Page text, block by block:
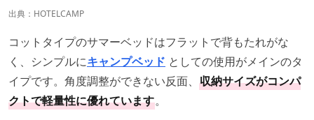
出典： HOTELCAMP
コットタイプのサマーベッドはフラットで背もたれがな
く、シンプルにキャンプベッド としての使用がメインのタ
イプです。角度調整ができない反面、 収納サイズがコンパ
クトで軽量性に優れています。